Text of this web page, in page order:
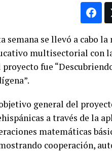
semana se llevó a cabo
multisectorial con
proyecto fue
general del
a través de la
matemáticas
cooperación,